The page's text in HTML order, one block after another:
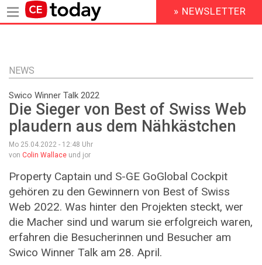
Inhalt
HEADER
MENU
» NEWSLETTER
NEWS
Swico Winner Talk 2022
Die Sieger von Best of Swiss Web
plaudern aus dem Nähkästchen
Mo 25.04.2022 - 12:48 Uhr
von Colin Wallace und jor
Property Captain und S-GE GoGlobal Cockpit
gehören zu den Gewinnern von Best of Swiss
Web 2022. Was hinter den Projekten steckt, wer
die Macher sind und warum sie erfolgreich waren,
erfahren die Besucherinnen und Besucher am
Swico Winner Talk am 28. April.